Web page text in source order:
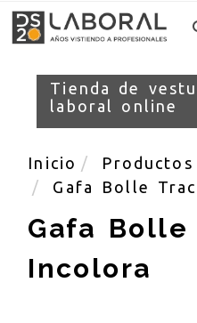
Tienda de
laboral online
Inicio
Productos
Gafa Bolle
Gafa Bolle
Incolora